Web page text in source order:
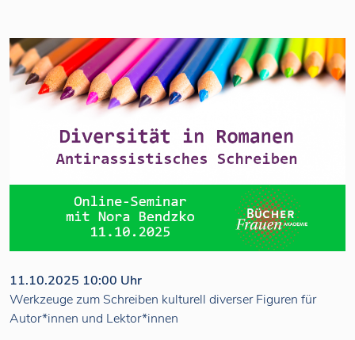
11.10.2025 10:00 Uhr
Werkzeuge zum Schreiben kulturell diverser Figuren für
Autor*innen und Lektor*innen